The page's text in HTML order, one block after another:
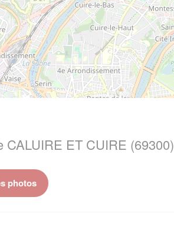
CALUIRE ET CUIRE (69300)
photos